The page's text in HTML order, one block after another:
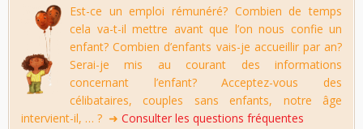
Est-ce un emploi rémunéré? Combien de temps
cela va-t-il mettre avant que l’on nous confie un
enfant? Combien d’enfants vais-je accueillir par an?
Serai-je mis au courant des informations
concernant l’enfant? Acceptez-vous des
célibataires, couples sans enfants, notre âge
intervient-il, … ? ➜ Consulter les questions fréquentes